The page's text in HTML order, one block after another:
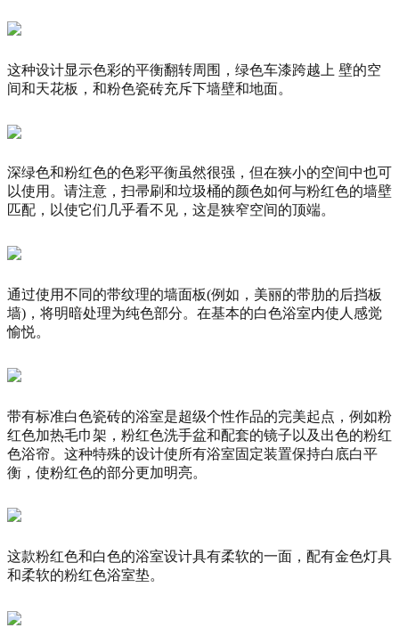
这种设计显示色彩的平衡翻转周围，绿色车漆跨越 上 壁的空
间和天花板，和粉色瓷砖充斥下墙壁和地面。
深绿色和粉红色的色彩平衡虽然很强，但在狭小的空间中也可
以使用。请注意，扫帚刷和垃圾桶的颜色如何与粉红色的墙壁
匹配，以使它们几乎看不见，这是狭窄空间的顶端。
通过使用不同的带纹理的墙面板(例如，美丽的带肋的后挡板
墙)，将明暗处理为纯色部分。在基本的白色浴室内使人感觉
愉悦。
带有标准白色瓷砖的浴室是超级个性作品的完美起点，例如粉
红色加热毛巾架，粉红色洗手盆和配套的镜子以及出色的粉红
色浴帘。这种特殊的设计使所有浴室固定装置保持白底白平
衡，使粉红色的部分更加明亮。
这款粉红色和白色的浴室设计具有柔软的一面，配有金色灯具
和柔软的粉红色浴室垫。